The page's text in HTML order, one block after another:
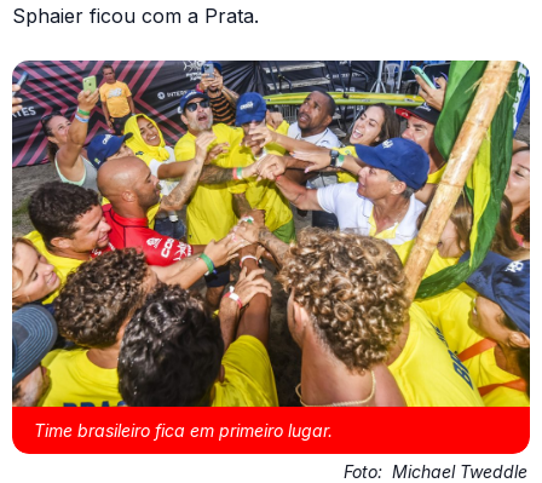
Sphaier ficou com a Prata.
Time brasileiro fica em primeiro lugar.
Foto: Michael Tweddle